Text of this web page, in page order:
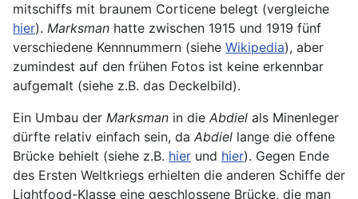
mitschiffs mit braunem Corticene belegt (vergleiche
hier). Marksman hatte zwischen 1915 und 1919 fünf
verschiedene Kennnummern (siehe Wikipedia), aber
zumindest auf den frühen Fotos ist keine erkennbar
aufgemalt (siehe z.B. das Deckelbild).
Ein Umbau der Marksman in die Abdiel als Minenleger
dürfte relativ einfach sein, da Abdiel lange die offene
Brücke behielt (siehe z.B. hier und hier). Gegen Ende
des Ersten Weltkriegs erhielten die anderen Schiffe der
Lightfood-Klasse eine geschlossene Brücke, die man